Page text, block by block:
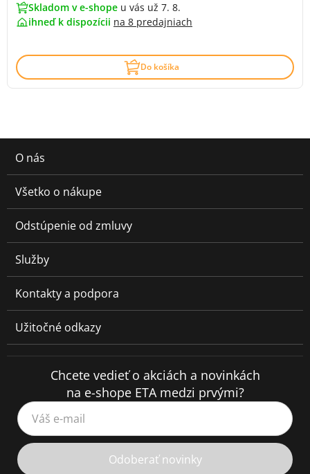
Skladom v e-shope u vás už 7. 8.
ihneď k dispozícii na 8 predajniach
Do košíka
O nás
Všetko o nákupe
Odstúpenie od zmluvy
Služby
Kontakty a podpora
Užitočné odkazy
Chcete vedieť o akciách a novinkách
na e-shope ETA medzi prvými?
Váš e-mail
Odoberať novinky